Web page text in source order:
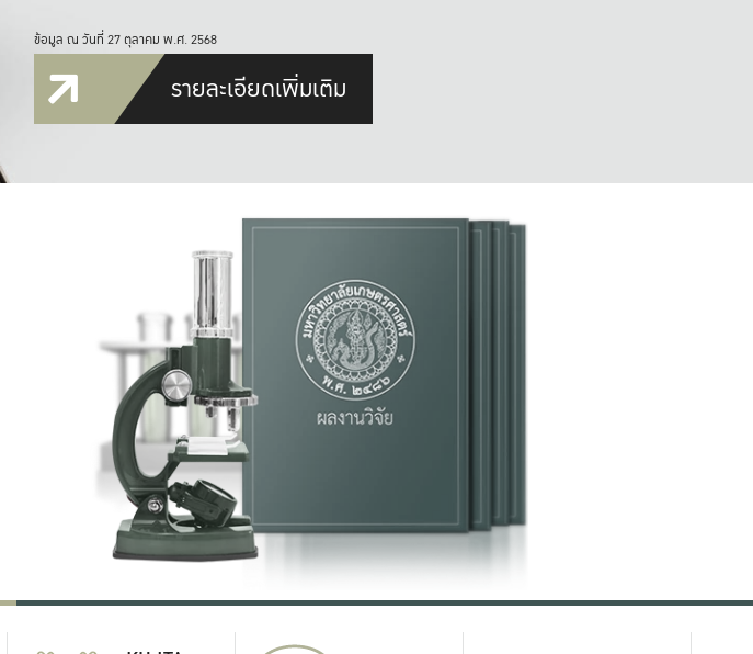
ข้อมูล ณ วันที่ 27 ตุลาคม พ.ศ. 2568
รายละเอียดเพิ่มเติม